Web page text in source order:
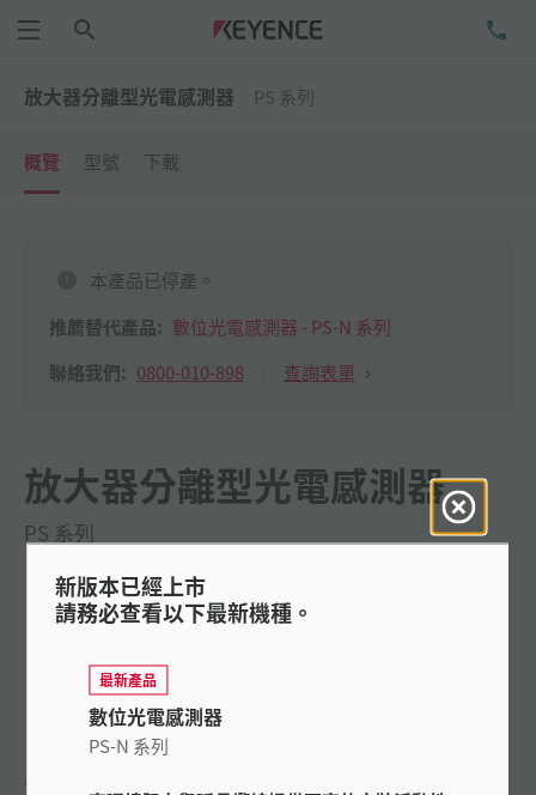
功能表
放大器分離型光電感測器 PS 系列
概覽 型號 下載
本產品已停產。
推薦替代產品: 數位光電感測器 - PS-N 系列
聯絡我們: 0800-010-898 查詢表單
放大器分離型光電感測器
PS 系列
具備多種感測頭的分離式放大器型光電感測器
新版本已經上市
請務必查看以下最新機種。
最新產品
數位光電感測器
PS-N 系列